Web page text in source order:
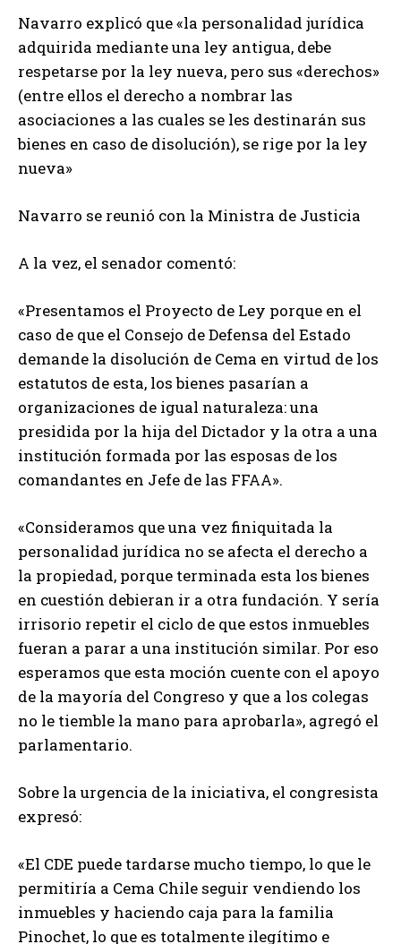
Navarro explicó que «la personalidad jurídica
adquirida mediante una ley antigua, debe
respetarse por la ley nueva, pero sus «derechos»
(entre ellos el derecho a nombrar las
asociaciones a las cuales se les destinarán sus
bienes en caso de disolución), se rige por la ley
nueva»
Navarro se reunió con la Ministra de Justicia
A la vez, el senador comentó:
«Presentamos el Proyecto de Ley porque en el
caso de que el Consejo de Defensa del Estado
demande la disolución de Cema en virtud de los
estatutos de esta, los bienes pasarían a
organizaciones de igual naturaleza: una
presidida por la hija del Dictador y la otra a una
institución formada por las esposas de los
comandantes en Jefe de las FFAA».
«Consideramos que una vez finiquitada la
personalidad jurídica no se afecta el derecho a
la propiedad, porque terminada esta los bienes
en cuestión debieran ir a otra fundación. Y sería
irrisorio repetir el ciclo de que estos inmuebles
fueran a parar a una institución similar. Por eso
esperamos que esta moción cuente con el apoyo
de la mayoría del Congreso y que a los colegas
no le tiemble la mano para aprobarla», agregó el
parlamentario.
Sobre la urgencia de la iniciativa, el congresista
expresó:
«El CDE puede tardarse mucho tiempo, lo que le
permitiría a Cema Chile seguir vendiendo los
inmuebles y haciendo caja para la familia
Pinochet, lo que es totalmente ilegítimo e